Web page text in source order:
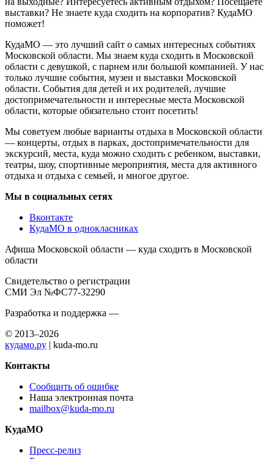
выставки? Не знаете куда сходить на корпоратив? КудаМО
поможет!
КудаМО — это лучший сайт о самых интересных событиях
Московской области. Мы знаем куда сходить в Московской
области с девушкой, с парнем или большой компанией. У нас
только лучшие события, музеи и выставки Московской
области. События для детей и их родителей, лучшие
достопримечательности и интересные места Московской
области, которые обязательно стоит посетить!
Мы советуем любые варианты отдыха в Московской области
— концерты, отдых в парках, достопримечательности для
экскурсий, места, куда можно сходить с ребенком, выставки,
театры, шоу, спортивные мероприятия, места для активного
отдыха и отдыха с семьей, и многое другое.
Мы в социальных сетях
Вконтакте
КудаМО в однокласниках
Афиша Московской области — куда сходить в Московской
области
Свидетельство о регистрации
СМИ Эл №ФС77-32290
Разработка и поддержка —
© 2013–2026
кудамо.ру | kuda-mo.ru
Контакты
Сообщить об ошибке
Наша электронная почта
mailbox@kuda-mo.ru
КудаМО
Пресс-релиз